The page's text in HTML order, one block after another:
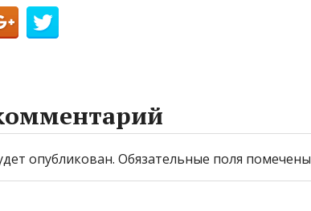
опубликован. Обязательные поля помечены